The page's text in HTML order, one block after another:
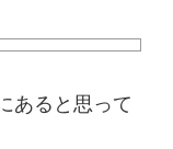
あると思って